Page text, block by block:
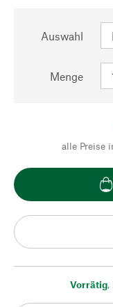
Auswahl
Menge
alle Preise
Vorrätig,